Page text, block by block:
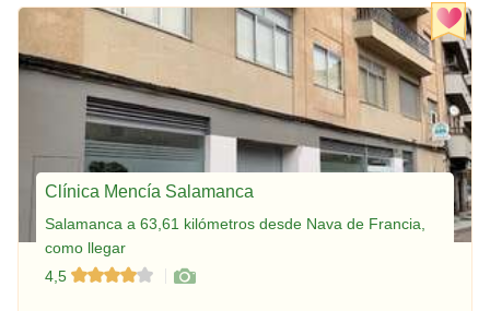
Clínica Mencía Salamanca
Salamanca a 63,61 kilómetros desde Nava de Francia,
como llegar
4,5